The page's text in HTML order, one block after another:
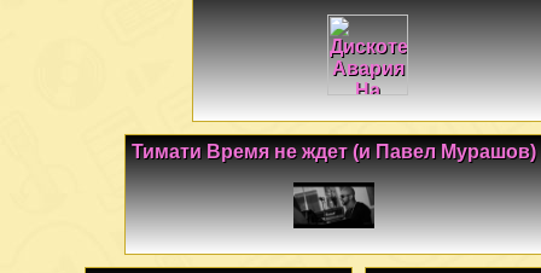
Тимати Время не ждет (и Павел Мурашов)